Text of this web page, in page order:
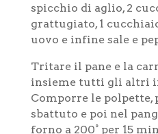
spicchio di aglio, 2
grattugiato, 1
uovo e infine sale e
Tritare il pane e la
insieme tutti gli altri
Comporre le polpette,
sbattuto e poi nel
forno a 200° per 15